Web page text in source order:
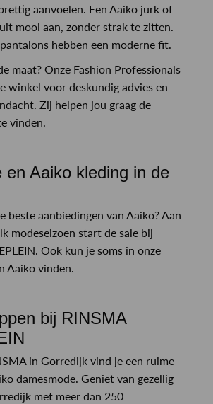
aanvoelen. Een Aaiko jurk of
mooi aan, zonder strak te zitten.
hebben een moderne fit.
maat? Onze Fashion Professionals
winkel voor deskundig advies en
Zij helpen jou graag de
vinden.
en Aaiko kleding in de
beste aanbiedingen van Aaiko? Aan
modeseizoen start de sale bij
Ook kun je soms in onze
Aaiko vinden.
bij RINSMA
in Gorredijk vind je een ruime
damesmode. Geniet van gezellig
met meer dan 250